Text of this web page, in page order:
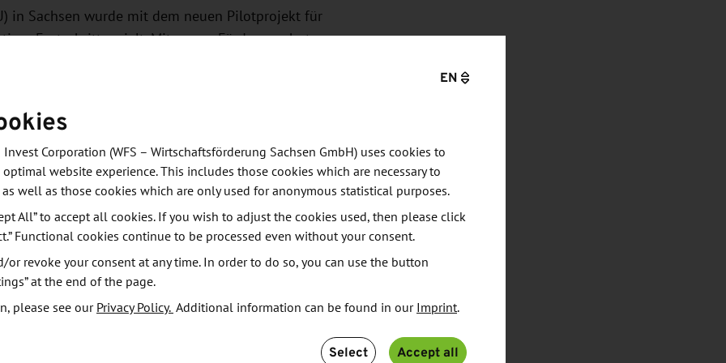
in Sachsen wurde mit dem neuen Pilotprojekt für
Fortschritt erzielt. Mit neuen Förderangeboten
noch intensiver bei der Digitalisierung vom
Check des Digitalisierungsgrades des
Angebote, beim Aufbau entsprechender
Digital“ ist die Zusammenarbeit von
Bewerbung Dresdens als "Smart Systems Hub".
der Dinge noch stärker von Sachsen aus
sächsischer Kompetenzen auf diesem
ist die vom Digitalverband Bitkom initiierte und
Initiative eines bundesweiten Hub-Konzepts. Die
in das bundesweite Hub-Konzept wird für
EN
Corporation (WFS – Wirtschaftsförderung Sachsen GmbH) uses cookies to
website experience. This includes those cookies which are necessary to
well as those cookies which are only used for anonymous statistical purposes.
All” to accept all cookies. If you wish to adjust the cookies used, then please click
Functional cookies continue to be processed even without your consent.
or revoke your consent at any time. In order to do so, you can use the button
at the end of the page.
please see our Privacy Policy. Additional information can be found in our Imprint.
Select Accept all